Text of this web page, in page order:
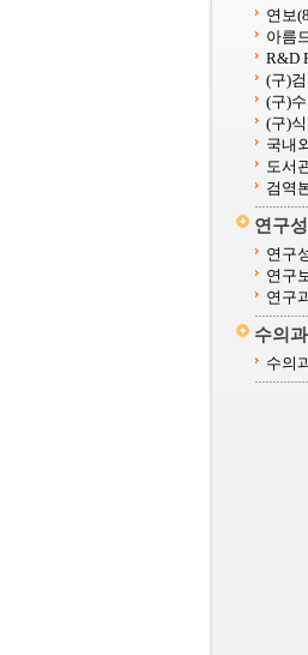
연보
아름
R&D
(구)
(구)
(구)
국내
도서
검역
연구
연구
연구
연구
수의
수의